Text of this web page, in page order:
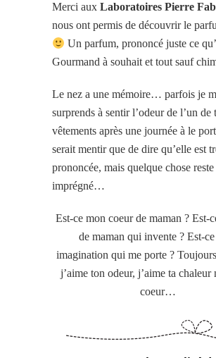
Merci aux Laboratoires Pierre
nous ont permis de découvrir le
Un parfum, prononcé juste ce
Gourmand à souhait et tout sauf
Le nez a une mémoire… parfois je
surprends à sentir l’odeur de l’un de
vêtements après une journée à le
serait mentir que de dire qu’elle est
prononcée, mais quelque chose reste
imprégné…
Est-ce mon coeur de maman ? Est-
de maman qui invente ? Est-
imagination qui me porte ?
j’aime ton odeur, j’aime ta chaleur
coeur…